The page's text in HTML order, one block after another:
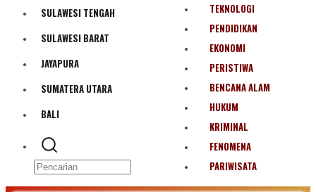
Olahraga
Bencana Alam
SULAWESI TENGAH
SULAWESI BARAT
JAYAPURA
SUMATERA UTARA
BALI
TEKNOLOGI
PENDIDIKAN
EKONOMI
PERISTIWA
BENCANA ALAM
HUKUM
KRIMINAL
FENOMENA
PARIWISATA